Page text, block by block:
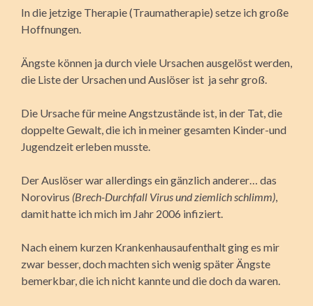
In die jetzige Therapie (Traumatherapie) setze ich große
Hoffnungen.
Ängste können ja durch viele Ursachen ausgelöst werden,
die Liste der Ursachen und Auslöser ist ja sehr groß.
Die Ursache für meine Angstzustände ist, in der Tat, die
doppelte Gewalt, die ich in meiner gesamten Kinder-und
Jugendzeit erleben musste.
Der Auslöser war allerdings ein gänzlich anderer… das
Norovirus (Brech-Durchfall Virus und ziemlich schlimm)
damit hatte ich mich im Jahr 2006 infiziert.
Nach einem kurzen Krankenhausaufenthalt ging es mir
zwar besser, doch machten sich wenig später Ängste
bemerkbar, die ich nicht kannte und die doch da waren.